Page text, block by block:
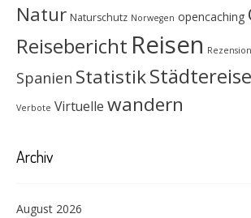
Natur Naturschutz Norwegen opencaching
Reisebericht Reisen
Spanien Statistik
Verbote Virtuelle wandern
Archiv
August 2026